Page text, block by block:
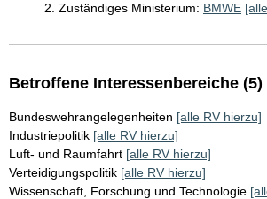
2. Zuständiges Ministerium: BMWE
Betroffene Interessenbereiche (5)
Bundeswehrangelegenheiten [alle RV hierzu]
Industriepolitik [alle RV hierzu]
Luft- und Raumfahrt [alle RV hierzu]
Verteidigungspolitik [alle RV hierzu]
Wissenschaft, Forschung und Technologie